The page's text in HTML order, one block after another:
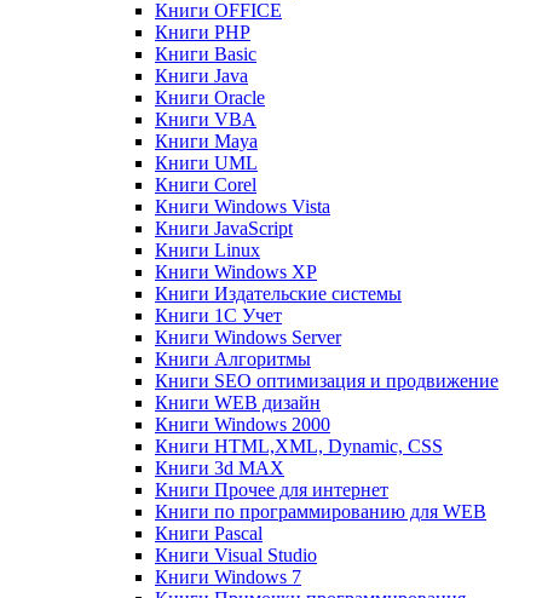
Книги OFFICE
Книги PHP
Книги Basic
Книги Java
Книги Oracle
Книги VBA
Книги Maya
Книги UML
Книги Corel
Книги Windows Vista
Книги JavaScript
Книги Linux
Книги Windows XP
Книги Издательские системы
Книги 1C Учет
Книги Windows Server
Книги Алгоритмы
Книги SEO оптимизация и продвижение
Книги WEB дизайн
Книги Windows 2000
Книги HTML,XML, Dynamic, CSS
Книги 3d MAX
Книги Прочее для интернет
Книги по программированию для WEB
Книги Pascal
Книги Visual Studio
Книги Windows 7